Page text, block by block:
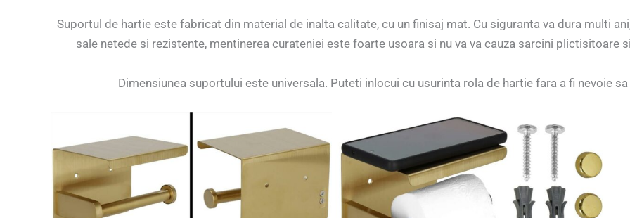
Suportul de hartie este fabricat din material de inalta calitate, cu un finisaj mat. Cu siguranta va dura multi
sale netede si rezistente, mentinerea curateniei este foarte usoara si nu va va cauza sarcini plictisitoare
Dimensiunea suportului este universala. Puteti inlocui cu usurinta rola de hartie fara a fi nevoie